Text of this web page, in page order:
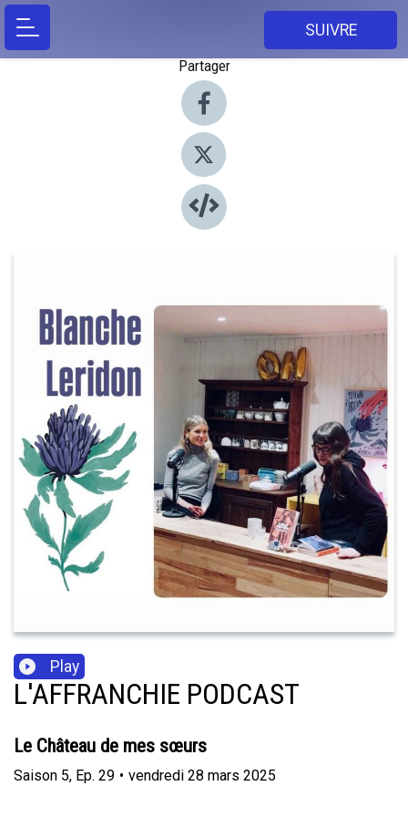
SUIVRE
Partager
Play
L'AFFRANCHIE PODCAST
Le Château de mes sœurs
Saison 5, Ep. 29 • vendredi 28 mars 2025